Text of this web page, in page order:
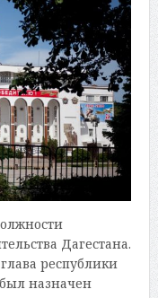
Дагестана.
республики
назначен